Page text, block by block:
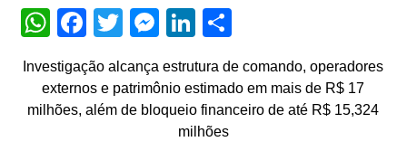
WhatsApp
Facebook
TwitterMessenger
LinkedIn
Investigação alcança estrutura de comando, operadores
externos e patrimônio estimado em mais de R$ 17
milhões, além de bloqueio financeiro de até R$ 15,324
milhões